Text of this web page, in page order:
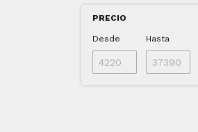
PRECIO
Desde Hasta